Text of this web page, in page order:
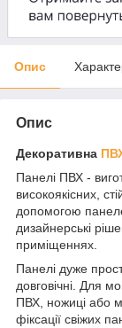
Опис
Опис
Декоративна
Панелі ПВХ -
високоякісних,
допомогою
дизайнерські
приміщеннях.
Панелі дуже
довговічні. Для
ПВХ, ножиці або
фіксації свіжих